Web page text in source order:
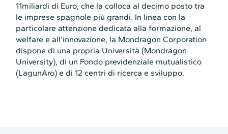
11miliardi di Euro, che la colloca al decimo posto tra
le imprese spagnole più grandi. In linea con la
particolare attenzione dedicata alla formazione, al
welfare e all’innovazione, la Mondragon Corporation
dispone di una propria Università (Mondragon
University), di un Fondo previdenziale mutualistico
(LagunAro) e di 12 centri di ricerca e sviluppo.